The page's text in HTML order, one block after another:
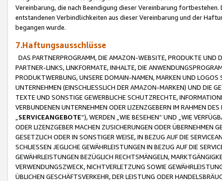
Vereinbarung, die nach Beendigung dieser Vereinbarung
entstandenen Verbindlichkeiten aus dieser Vereinbarung und der
begangen wurde.
7.Haftungsausschlüsse
DAS PARTNERPROGRAMM, DIE AMAZON-WEBSITE, PRODUKTE UND
PARTNER-LINKS, LINKFORMATE, INHALTE, DIE
PRODUKTWERBUNG, UNSERE DOMAIN-NAMEN, MARKEN UND
UNTERNEHMEN (EINSCHLIESSLICH DER AMAZON-MARKEN) UND DIE
TEXTE UND SONSTIGE GEWERBLICHE SCHUTZRECHTE,
VERBUNDENEN UNTERNEHMEN ODER LIZENZGEBERN IM RAHMEN
SERVICEANGEBOTE“), WERDEN „WIE BESEHEN“ UND „WIE
ODER LIZENZGEBER MACHEN ZUSICHERUNGEN ODER ÜBERNEHMEN
GESETZLICH ODER IN SONSTIGER WEISE, IN BEZUG AUF DIE
SCHLIESSEN JEGLICHE GEWÄHRLEISTUNGEN IN BEZUG AUF DIE
GEWÄHRLEISTUNGEN BEZÜGLICH RECHTSMÄNGELN,
VERWENDUNGSZWECK, NICHTVERLETZUNG SOWIE
ÜBLICHEN GESCHÄFTSVERKEHR, DER LEISTUNG ODER